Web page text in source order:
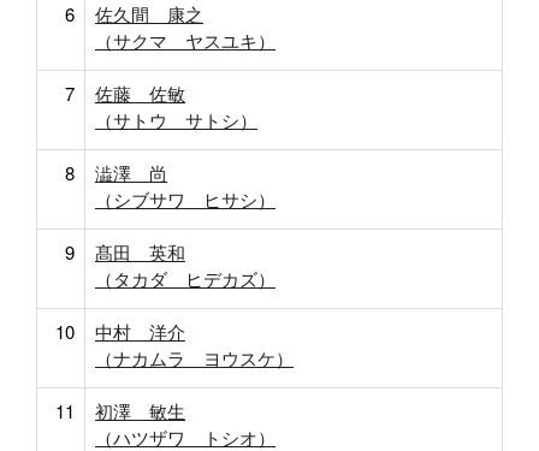
6
佐久間 康之
（サクマ ヤスユキ）
7
佐藤 佐敏
（サトウ サトシ）
8
澁澤 尚
（シブサワ ヒサシ）
9
髙田 英和
（タカダ ヒデカズ）
10
中村 洋介
（ナカムラ ヨウスケ）
11
初澤 敏生
（ハツザワ トシオ）